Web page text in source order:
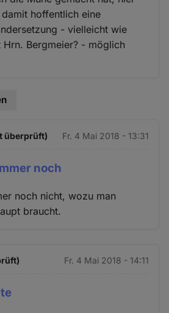
hoffentlich eine
- vielleicht wie
Bergmeier? - möglich
überprüft) Fr. 4 Mai 2018 - 13:31
noch
noch nicht, wozu man
braucht.
Fr. 4 Mai 2018 - 14:11